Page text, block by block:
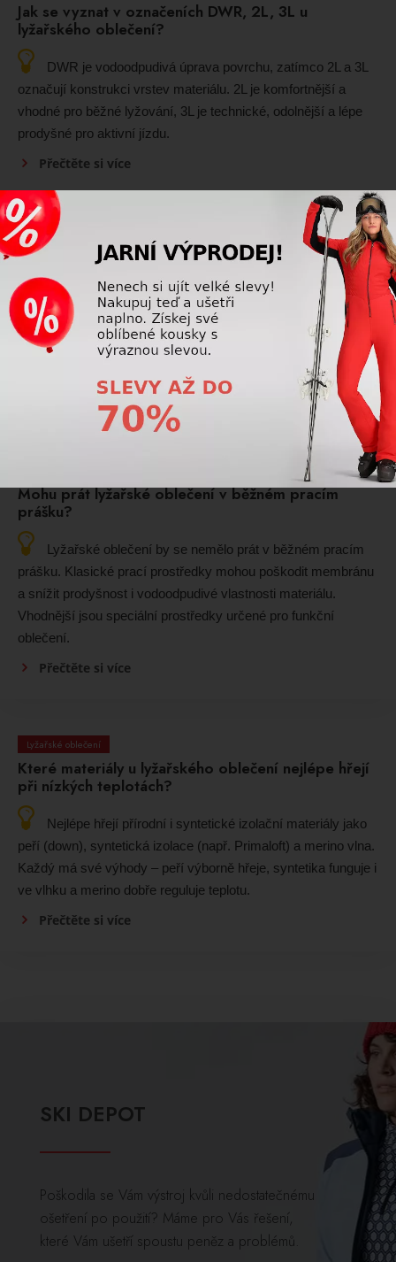
Jak se vyznat v označeních DWR, 2L, 3L u
lyžařského oblečení?
DWR je vodoodpudivá úprava povrchu, zatímco 2L a 3L
označují konstrukci vrstev materiálu. 2L je komfortnější a
vhodné pro běžné lyžování, 3L je technické, odolnější a lépe
prodyšné pro aktivní jízdu.
Přečtěte si více
Lyžařské oblečení
Jak vybrat lyžařskou bundu, která nebude
omezovat pohyb?
Zvolte bundu z pružného materiálu, s anatomickým
střihem a dostatkem místa v ramenou, aby neomezovala
pohyb na svahu.
Přečtěte si více
Mohu prát lyžařské oblečení v běžném pracím
prášku?
Lyžařské oblečení by se nemělo prát v běžném pracím
prášku. Klasické prací prostředky mohou poškodit membránu
a snížit prodyšnost i vodoodpudivé vlastnosti materiálu.
Vhodnější jsou speciální prostředky určené pro funkční
oblečení.
Přečtěte si více
Lyžařské oblečení
Které materiály u lyžařského oblečení nejlépe hřejí
při nízkých teplotách?
Nejlépe hřejí přírodní i syntetické izolační materiály jako
peří (down), syntetická izolace (např. Primaloft) a merino vlna.
Každý má své výhody – peří výborně hřeje, syntetika funguje i
ve vlhku a merino dobře reguluje teplotu.
Přečtěte si více
SKI DEPOT
Poškodila se Vám výstroj kvůli nedostatečnému
ošetření po použití? Máme pro Vás řešení,
které Vám ušetří spoustu peněz a problémů.